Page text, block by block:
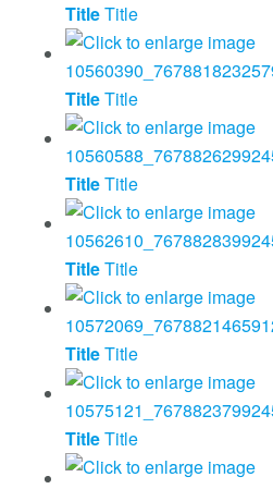
TitleTitle
TitleTitle
TitleTitle
TitleTitle
TitleTitle
TitleTitle